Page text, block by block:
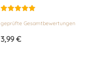
mit
von 5
geprüfte Gesamtbewertungen
3,99€